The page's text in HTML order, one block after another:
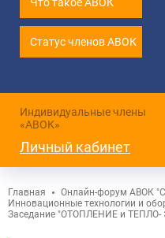
Статус членов АВОК
Индивидуальные члены
«АВОК»
Личный кабинет
Главная
Онлайн-форум АВОК
Инновационные технологии и
Заседание "ОТОПЛЕНИЕ и